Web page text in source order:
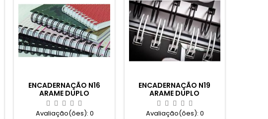
ENCADERNAÇÃO N16
ARAME DUPLO
Avaliação(ões): 0
ENCADERNAÇÃO N19
ARAME DUPLO
Avaliação(ões):0